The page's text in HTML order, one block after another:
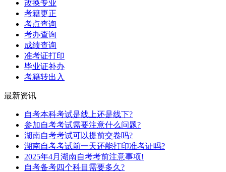
改换专业
考籍更正
考点查询
考办查询
成绩查询
准考证打印
毕业证补办
考籍转出入
最新资讯
自考本科考试是线上还是线下?
参加自考考试需要注意什么问题?
湖南自考考试可以提前交卷吗?
湖南自考考试前一天还能打印准考证吗?
2025年4月湖南自考考前注意事项!
自考备考四个科目需要多久?